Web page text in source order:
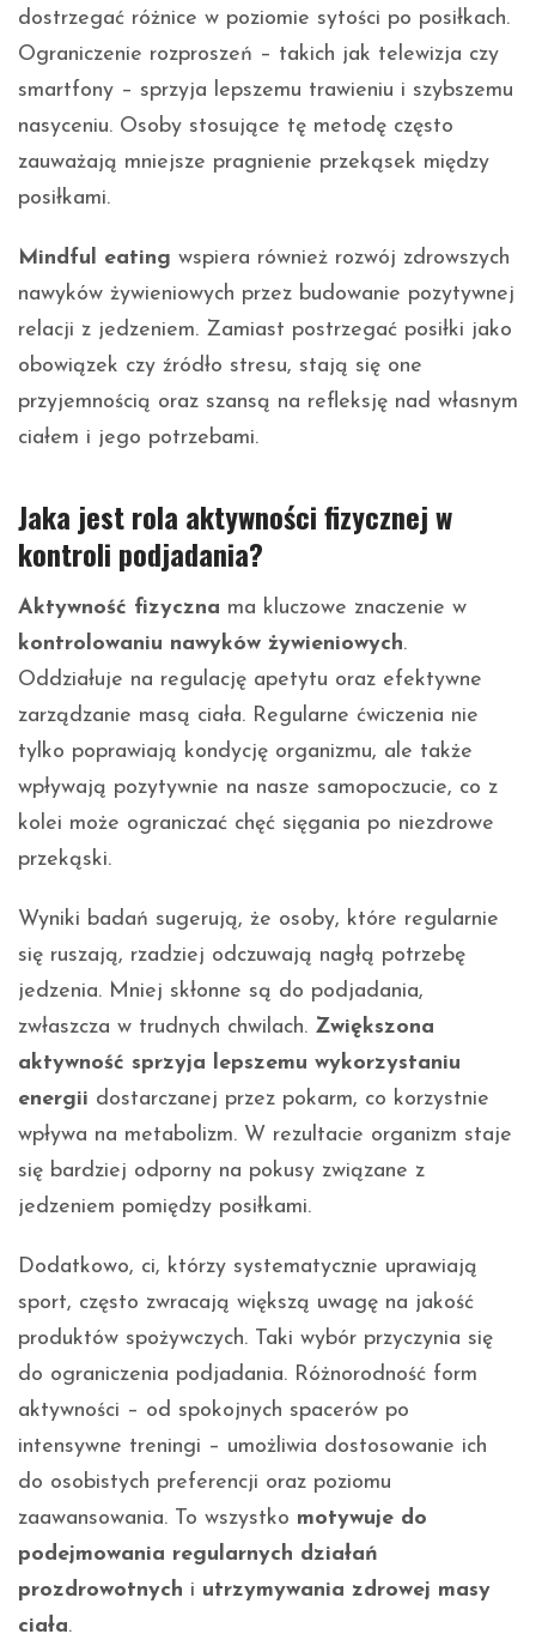
dostrzegać różnice w poziomie sytości po posiłkach.
Ograniczenie rozproszeń – takich jak telewizja czy
smartfony – sprzyja lepszemu trawieniu i szybszemu
nasyceniu. Osoby stosujące tę metodę często
zauważają mniejsze pragnienie przekąsek między
posiłkami.
Mindful eating wspiera również rozwój zdrowszych
nawyków żywieniowych przez budowanie pozytywnej
relacji z jedzeniem. Zamiast postrzegać posiłki jako
obowiązek czy źródło stresu, stają się one
przyjemnością oraz szansą na refleksję nad własnym
ciałem i jego potrzebami.
Jaka jest rola aktywności fizycznej w
kontroli podjadania?
Aktywność fizyczna ma kluczowe znaczenie w
kontrolowaniu nawyków żywieniowych.
Oddziałuje na regulację apetytu oraz efektywne
zarządzanie masą ciała. Regularne ćwiczenia nie
tylko poprawiają kondycję organizmu, ale także
wpływają pozytywnie na nasze samopoczucie, co z
kolei może ograniczać chęć sięgania po niezdrowe
przekąski.
Wyniki badań sugerują, że osoby, które regularnie
się ruszają, rzadziej odczuwają nagłą potrzebę
jedzenia. Mniej skłonne są do podjadania,
zwłaszcza w trudnych chwilach. Zwiększona
aktywność sprzyja lepszemu wykorzystaniu
energii dostarczanej przez pokarm, co korzystnie
wpływa na metabolizm. W rezultacie organizm staje
się bardziej odporny na pokusy związane z
jedzeniem pomiędzy posiłkami.
Dodatkowo, ci, którzy systematycznie uprawiają
sport, często zwracają większą uwagę na jakość
produktów spożywczych. Taki wybór przyczynia się
do ograniczenia podjadania. Różnorodność form
aktywności – od spokojnych spacerów po
intensywne treningi – umożliwia dostosowanie ich
do osobistych preferencji oraz poziomu
zaawansowania. To wszystko motywuje do
podejmowania regularnych działań
prozdrowotnych i utrzymywania zdrowej masy
ciała.